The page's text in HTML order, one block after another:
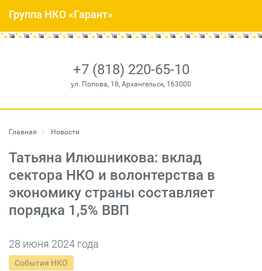
+7 (818) 220-65-10
ул. Попова, 18, Архангельск, 163000
Группа НКО «Гарант»
Главная Новости
Татьяна Илюшникова: вклад
сектора НКО и волонтерства в
экономику страны составляет
порядка 1,5% ВВП
28 июня 2024 года
События НКО